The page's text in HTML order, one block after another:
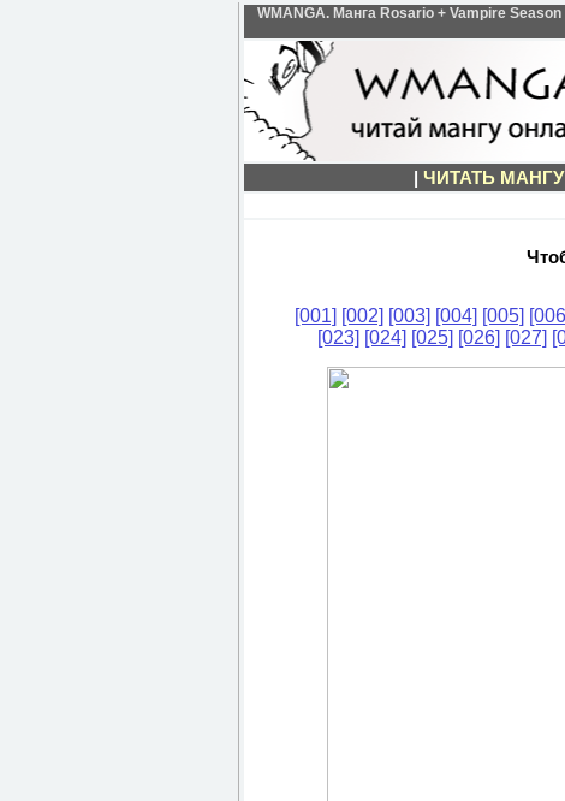
WMANGA. Манга Rosario + Vampire
| ЧИТАТЬ
[001] [002] [003] [004] [005]
[023] [024] [025] [026] [027]